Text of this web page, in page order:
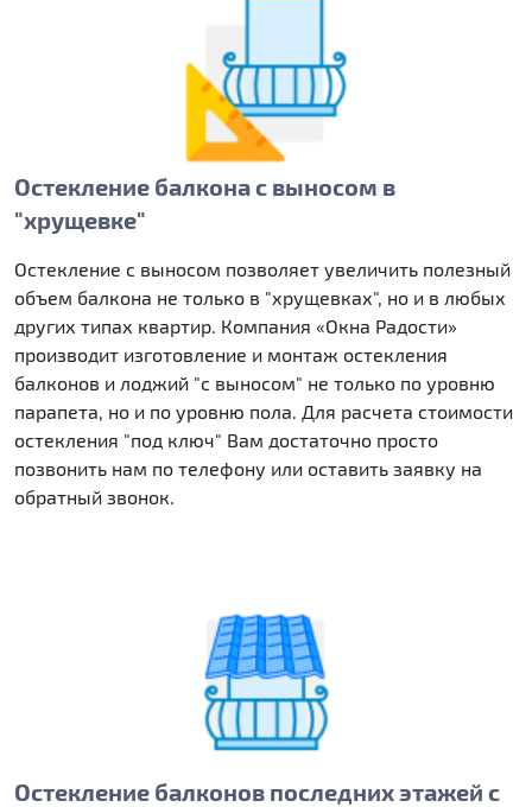
Остекление балкона с выносом в
"хрущевке"
Остекление с выносом позволяет увеличить полезный
объем балкона не только в "хрущевках", но и в любых
других типах квартир. Компания «Окна Радости»
производит изготовление и монтаж остекления
балконов и лоджий "с выносом" не только по уровню
парапета, но и по уровню пола. Для расчета стоимости
остекления "под ключ" Вам достаточно просто
позвонить нам по телефону или оставить заявку на
обратный звонок.
Остекление балконов последних этажей с